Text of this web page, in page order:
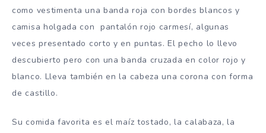
como vestimenta una banda roja con bordes blancos y
camisa holgada con pantalón rojo carmesí, algunas
veces presentado corto y en puntas. El pecho lo llevo
descubierto pero con una banda cruzada en color rojo y
blanco. Lleva también en la cabeza una corona con forma
de castillo.
Su comida favorita es el maíz tostado, la calabaza, la